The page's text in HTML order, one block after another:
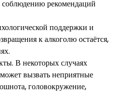
соблюдению рекомендаций
поддержки и
к алкоголю остаётся,
В некоторых случаях
вызвать неприятные
головокружение,